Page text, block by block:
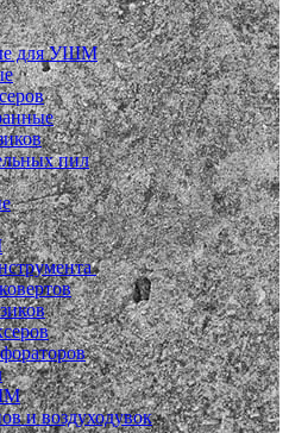
для УШМ
пил
и воздуходувок